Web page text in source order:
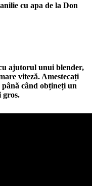
cu apa de la Don
ajutorul unui blender,
viteză. Amestecați
până când obțineți un
gros.